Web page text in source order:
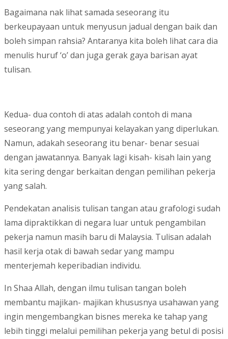
Bagaimana nak lihat samada seseorang itu
berkeupayaan untuk menyusun jadual dengan baik dan
boleh simpan rahsia? Antaranya kita boleh lihat cara dia
menulis huruf ‘o’ dan juga gerak gaya barisan ayat
tulisan.
Kedua- dua contoh di atas adalah contoh di mana
seseorang yang mempunyai kelayakan yang diperlukan.
Namun, adakah seseorang itu benar- benar sesuai
dengan jawatannya. Banyak lagi kisah- kisah lain yang
kita sering dengar berkaitan dengan pemilihan pekerja
yang salah.
Pendekatan analisis tulisan tangan atau grafologi sudah
lama dipraktikkan di negara luar untuk pengambilan
pekerja namun masih baru di Malaysia. Tulisan adalah
hasil kerja otak di bawah sedar yang mampu
menterjemah keperibadian individu.
In Shaa Allah, dengan ilmu tulisan tangan boleh
membantu majikan- majikan khususnya usahawan yang
ingin mengembangkan bisnes mereka ke tahap yang
lebih tinggi melalui pemilihan pekerja yang betul di posisi